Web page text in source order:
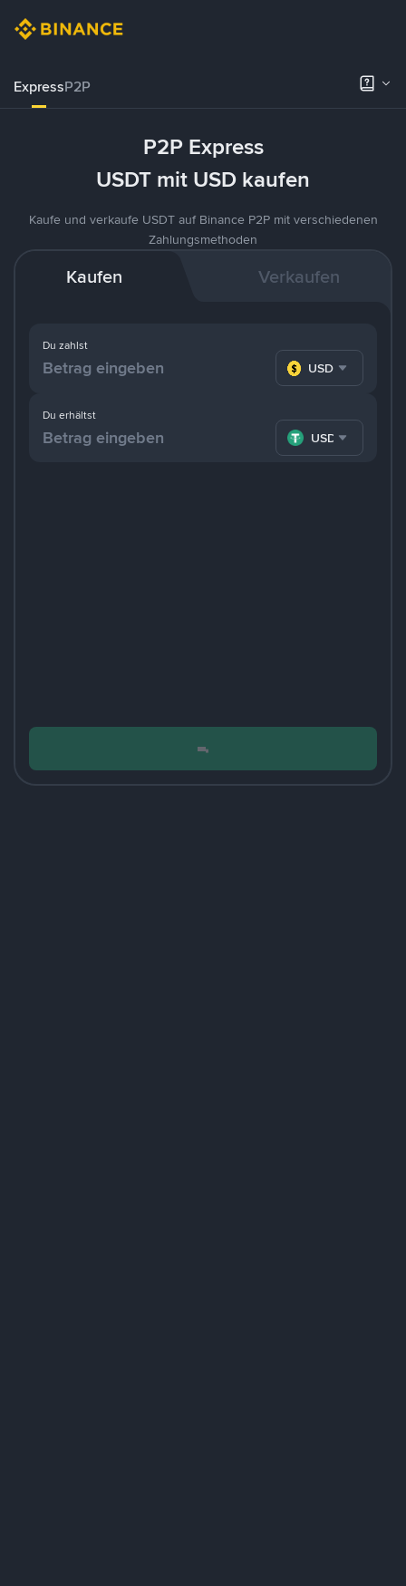
ExpressP2P
P2P Express
USDT mit USD kaufen
Kaufe und verkaufe USDT auf Binance P2P mit verschiedenen
Zahlungsmethoden
Kaufen Verkaufen
Du zahlst
USD
Du erhältst
USDT